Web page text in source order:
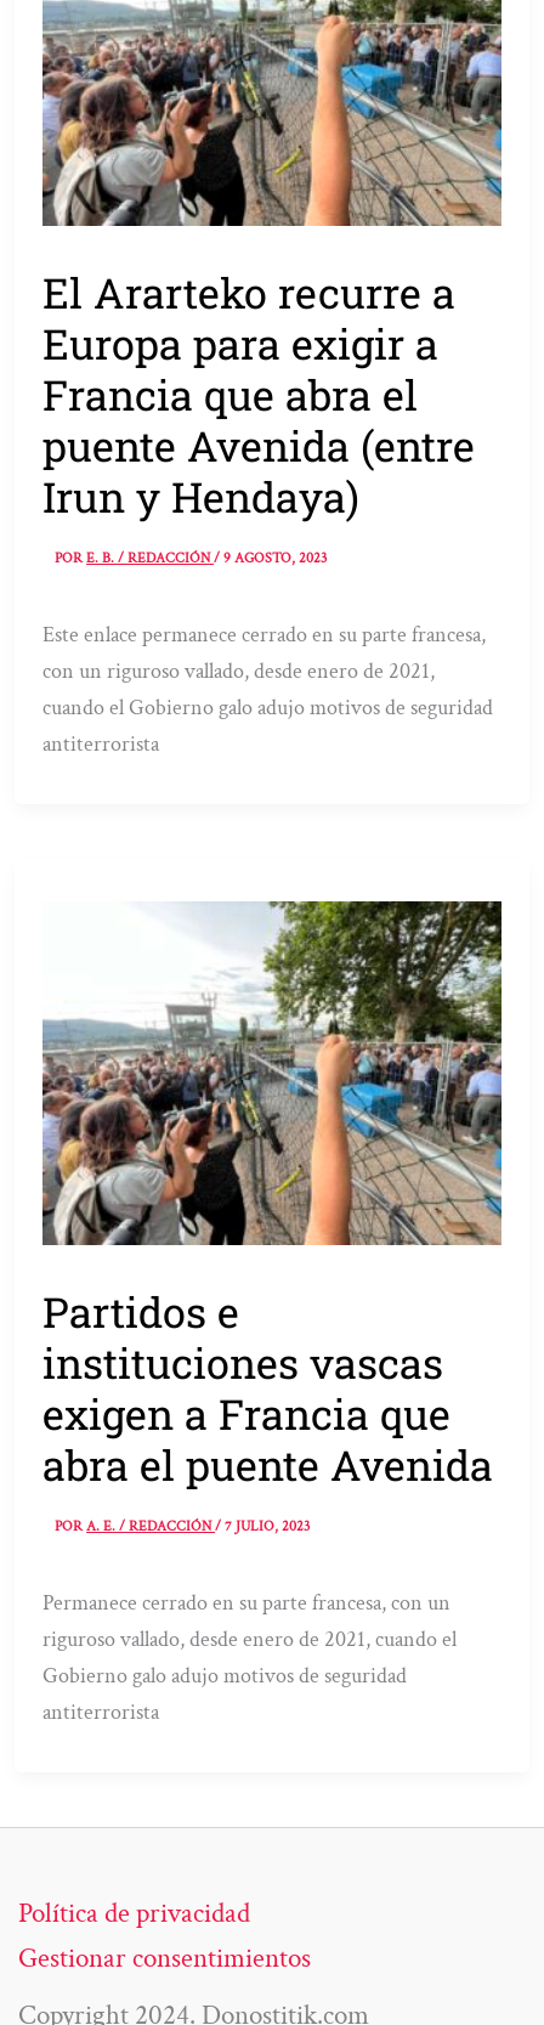
El Ararteko recurre a
Europa para exigir a
Francia que abra el
puente Avenida (entre
Irun y Hendaya)
PORE. B. / REDACCIÓN/9 AGOSTO, 2023
Este enlace permanece cerrado en su parte francesa,
con un riguroso vallado, desde enero de 2021,
cuando el Gobierno galo adujo motivos de seguridad
antiterrorista
Partidos e
instituciones vascas
exigen a Francia que
abra el puente Avenida
PORA. E. / REDACCIÓN/7 JULIO, 2023
Permanece cerrado en su parte francesa, con un
riguroso vallado, desde enero de 2021, cuando el
Gobierno galo adujo motivos de seguridad
antiterrorista
Política de privacidad
Gestionar consentimientos
Copyright 2024. Donostitik.com